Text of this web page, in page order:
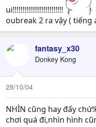
ui!!!!!!!!!!!!!!!!!!!!!!!!!!
oubreak 2 ra vậy ( tiếng
fantasy_x30
Donkey Kong
28/10/04
NHÌN cũng hay đấy
chơi quá đi,nhìn hình